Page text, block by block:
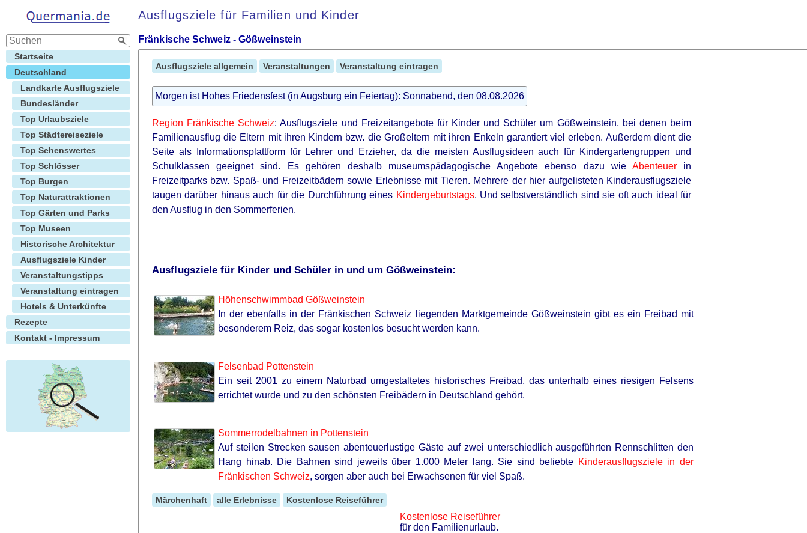
Ausflugsziele für Familien und Kinder
Fränkische Schweiz - Gößweinstein
Ausflugsziele allgemein Veranstaltungen Veranstaltung eintragen
Morgen ist Hohes Friedensfest (in Augsburg ein Feiertag): Sonnabend, den 08.08.2026
Region Fränkische Schweiz: Ausflugsziele und Freizeitangebote für Kinder und Schüler um Gößweinstein, bei denen beim
Familienausflug die Eltern mit ihren Kindern bzw. die Großeltern mit ihren Enkeln garantiert viel erleben. Außerdem dient die
Seite als Informationsplattform für Lehrer und Erzieher, da die meisten Ausflugsideen auch für Kindergartengruppen und
Schulklassen geeignet sind. Es gehören deshalb museumspädagogische Angebote ebenso dazu wie Abenteuerin
Freizeitparks bzw. Spaß- und Freizeitbädern sowie Erlebnisse mit Tieren. Mehrere der hier aufgelisteten Kinderausflugsziele
taugen darüber hinaus auch für die Durchführung eines Kindergeburtstags. Und selbstverständlich sind sie oft auch ideal für
den Ausflug in den Sommerferien.
Ausflugsziele für Kinder und Schüler in und um Gößweinstein:
Höhenschwimmbad Gößweinstein
In der ebenfalls in der Fränkischen Schweiz liegenden Marktgemeinde Gößweinstein gibt es ein Freibad mit
besonderem Reiz, das sogar kostenlos besucht werden kann.
Felsenbad Pottenstein
Ein seit 2001 zu einem Naturbad umgestaltetes historisches Freibad, das unterhalb eines riesigen Felsens
errichtet wurde und zu den schönsten Freibädern in Deutschland gehört.
Sommerrodelbahnen in Pottenstein
Auf steilen Strecken sausen abenteuerlustige Gäste auf zwei unterschiedlich ausgeführten Rennschlitten den
Hang hinab. Die Bahnen sind jeweils über 1.000 Meter lang. Sie sind beliebte Kinderausflugsziele in der
Fränkischen Schweiz, sorgen aber auch bei Erwachsenen für viel Spaß.
Märchenhaft alle Erlebnisse Kostenlose Reiseführer
Kostenlose Reiseführer
für den Familienurlaub.
Startseite
Deutschland
Landkarte Ausflugsziele
Bundesländer
Top Urlaubsziele
Top Städtereiseziele
Top Sehenswertes
Top Schlösser
Top Burgen
Top Naturattraktionen
Top Gärten und Parks
Top Museen
Historische Architektur
Ausflugsziele Kinder
Veranstaltungstipps
Veranstaltung eintragen
Hotels & Unterkünfte
Rezepte
Kontakt - Impressum
Before You Go
GLYCOGEN SUPPORT
Country Women Near Columbus Are Done With City Guys